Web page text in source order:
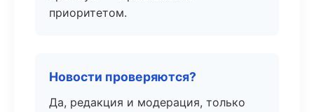
приоритетом.
Новости проверяются?
Да, редакция и модерация, только